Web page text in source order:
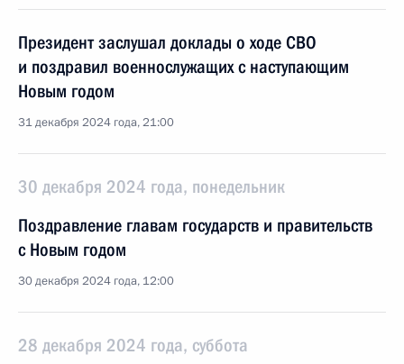
Президент заслушал доклады о ходе СВО
и поздравил военнослужащих с наступающим
Новым годом
31 декабря 2024 года, 21:00
30 декабря 2024 года, понедельник
Поздравление главам государств и правительств
с Новым годом
30 декабря 2024 года, 12:00
28 декабря 2024 года, суббота